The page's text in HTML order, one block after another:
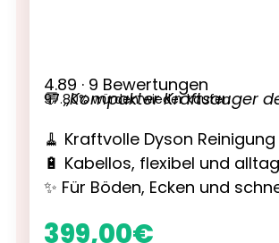
4.89 · 9 Bewertungen
97.80% würden wieder kaufen
💬 „Kompakter Kraftsauger
🧹 Kraftvolle Dyson Reinigung
🔋 Kabellos, flexibel und
✨ Für Böden, Ecken und
399,00€